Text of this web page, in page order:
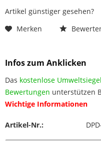
Artikel günstiger gesehen?
Merken
Infos zum Anklicken
Das kostenlose Umweltsiegel
Bewertungen unterstützen
Wichtige Informationen
Artikel-Nr.: